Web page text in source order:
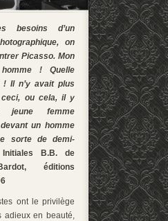
besoins d’un
on
Picasso. Mon
! Quelle
! Il n’y avait plus
ou cela, il y
jeune femme
un homme
sorte de demi-
B.B. de
éditions
ont le privilège
adieux en beauté,